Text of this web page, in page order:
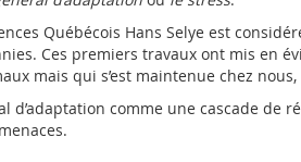
Québécois Hans Selye est
Ces premiers travaux ont mis en
mais qui s’est maintenue chez
d’adaptation comme une cascade de